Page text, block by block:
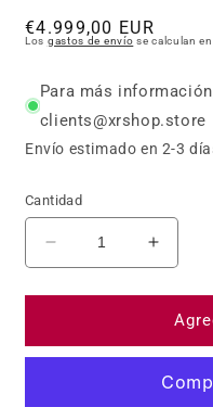
Precio habitual
€4.999,00 EUR
Los gastos de envío se calculan
Para más
clients@xrshop.store
Envío estimado en 2-3
Cantidad
Reducir cantidad